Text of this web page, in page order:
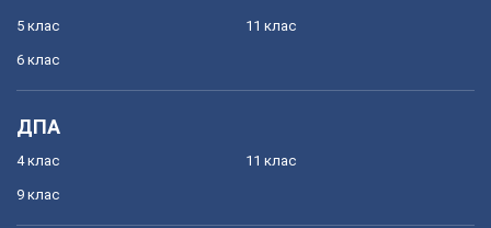
5 клас
6 клас
11 клас
ДПА
4 клас
9 клас
11 клас